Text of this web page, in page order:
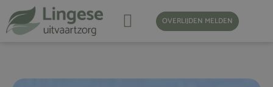
OVERLIJDEN MELDEN